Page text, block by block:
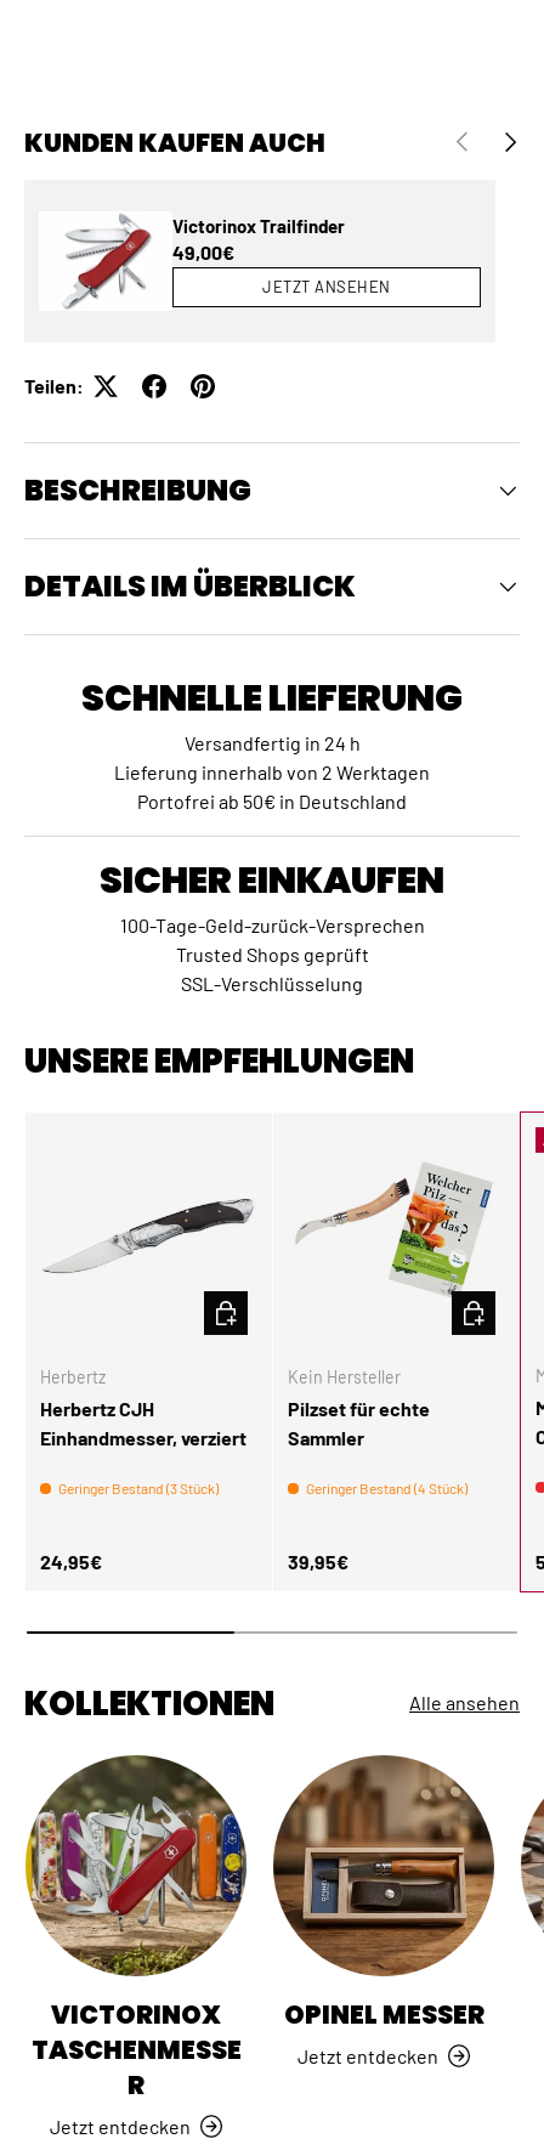
KUNDEN KAUFEN AUCH VORHERIGE
Victorinox Trailfinder
Normaler Preis
49,00€
JETZT ANSEHEN
Teilen:
BESCHREIBUNG
DETAILS IM ÜBERBLICK
SCHNELLE LIEFERUNG
Versandfertig in 24 h
Lieferung innerhalb von 2 Werktagen
Portofrei ab 50€ in Deutschland
SICHER EINKAUFEN
100-Tage-Geld-zurück-Versprechen
Trusted Shops geprüft
SSL-Verschlüsselung
UNSERE EMPFEHLUNGEN
Herbertz
Herbertz CJH
Einhandmesser, verziert
Geringer Bestand (3 Stück)
Normaler Preis
24,95€
IN DEN WARENKORB
Kein Hersteller
Pilzset für echte
Sammler
Geringer Bestand (4 Stück)
Normaler Preis
39,95€
IN DEN
KOLLEKTIONEN Alle ansehen
VICTORINOX
TASCHENMESSE
R
Jetzt entdecken
OPINEL MESSER
Jetzt entdecken